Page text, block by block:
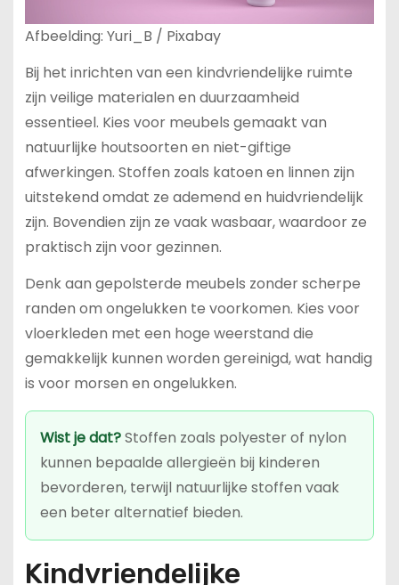
Afbeelding: Yuri_B / Pixabay
Bij het inrichten van een kindvriendelijke ruimte
zijn veilige materialen en duurzaamheid
essentieel. Kies voor meubels gemaakt van
natuurlijke houtsoorten en niet-giftige
afwerkingen. Stoffen zoals katoen en linnen zijn
uitstekend omdat ze ademend en huidvriendelijk
zijn. Bovendien zijn ze vaak wasbaar, waardoor ze
praktisch zijn voor gezinnen.
Denk aan gepolsterde meubels zonder scherpe
randen om ongelukken te voorkomen. Kies voor
vloerkleden met een hoge weerstand die
gemakkelijk kunnen worden gereinigd, wat handig
is voor morsen en ongelukken.
Wist je dat?Stoffen zoals polyester of nylon
kunnen bepaalde allergieën bij kinderen
bevorderen, terwijl natuurlijke stoffen vaak
een beter alternatief bieden.
Kindvriendelijke